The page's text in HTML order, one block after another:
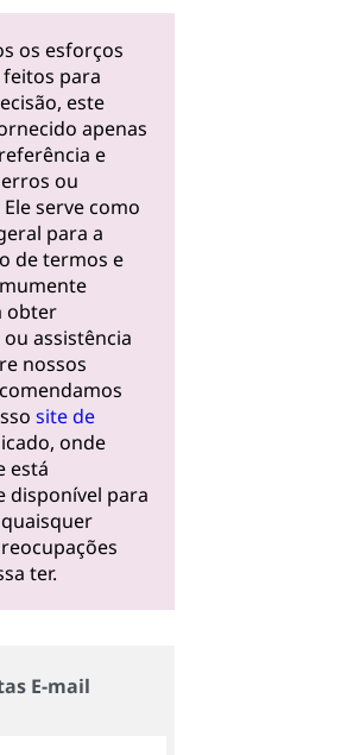
os esforços
para
este
apenas
e
ou
serve como
para a
de termos e
obter
assistência
nossos
site de
onde
está
disponível para
ter.
E-mail